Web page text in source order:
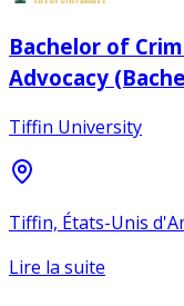
Bachelor of
Advocacy
Tiffin University
Tiffin, États-Unis
Lire la suite